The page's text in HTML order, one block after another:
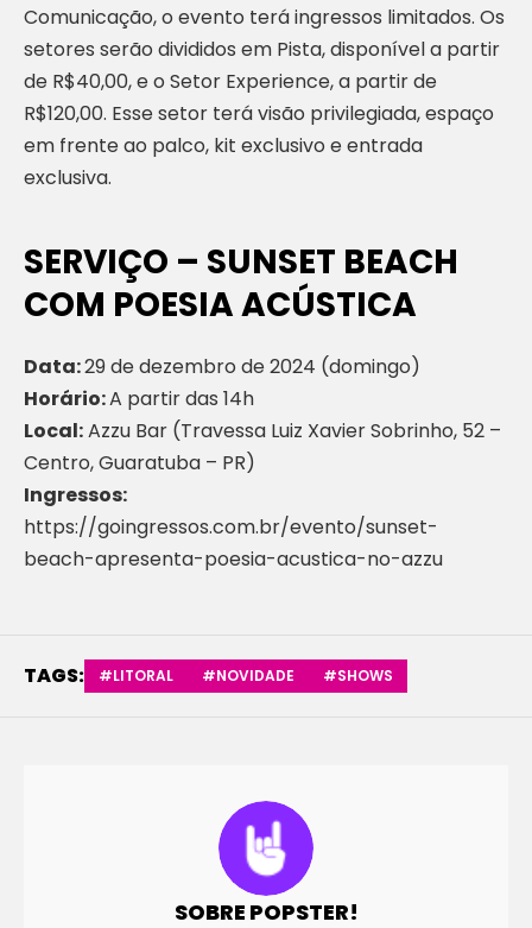
Comunicação, o evento terá ingressos limitados. Os
setores serão divididos em Pista, disponível a partir
de R$40,00, e o Setor Experience, a partir de
R$120,00. Esse setor terá visão privilegiada, espaço
em frente ao palco, kit exclusivo e entrada
exclusiva.
SERVIÇO – SUNSET BEACH
COM POESIA ACÚSTICA
Data:29 de dezembro de 2024 (domingo)
Horário:A partir das 14h
Local:Azzu Bar (Travessa Luiz Xavier Sobrinho, 52 –
Centro, Guaratuba – PR)
Ingressos:
https://goingressos.com.br/evento/sunset-
beach-apresenta-poesia-acustica-no-azzu
TAGS: #LITORAL #NOVIDADE #SHOWS
SOBRE POPSTER!